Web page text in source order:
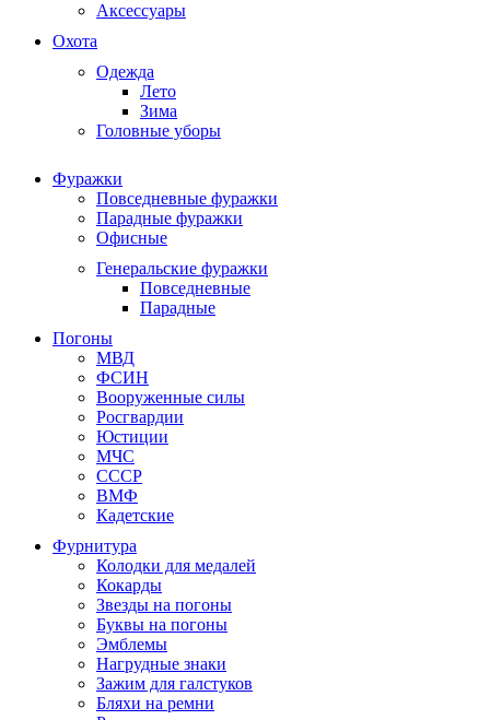
Аксессуары
Охота
Одежда
Лето
Зима
Головные уборы
Фуражки
Повседневные фуражки
Парадные фуражки
Офисные
Генеральские фуражки
Повседневные
Парадные
Погоны
МВД
ФСИН
Вооруженные силы
Росгвардии
Юстиции
МЧС
СССР
ВМФ
Кадетские
Фурнитура
Колодки для медалей
Кокарды
Звезды на погоны
Буквы на погоны
Эмблемы
Нагрудные знаки
Зажим для галстуков
Бляхи на ремни